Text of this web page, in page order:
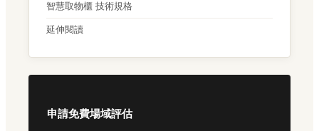
智慧取物櫃 技術規格
延伸閱讀
申請免費場域評估